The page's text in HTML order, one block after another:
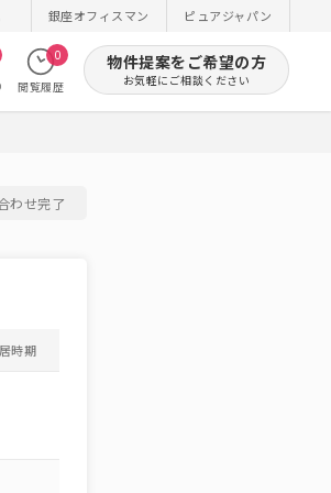
銀座オフィスマン ピュアジャパン
閲覧履歴
0 物件提案をご希望の方
お気軽にご相談ください
わせ完了
時期